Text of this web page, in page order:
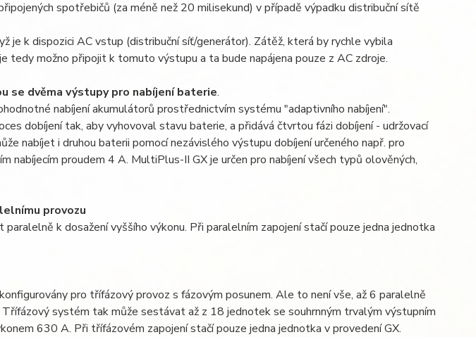
spotřebičů (za méně než 20 milisekund) v případě výpadku distribuční sítě
je k dispozici AC vstup (distribuční síť/generátor). Zátěž, která by rychle vybila
tedy možno připojit k tomuto výstupu a ta bude napájena pouze z AC zdroje.
se dvěma výstupy pro nabíjení baterie.
nabíjení akumulátorů prostřednictvím systému "adaptivního nabíjení".
dobíjení tak, aby vyhovoval stavu baterie, a přidává čtvrtou fázi dobíjení - udržovací
nabíjet i druhou baterii pomocí nezávislého výstupu dobíjení určeného např. pro
nabíjecím proudem 4 A. MultiPlus-II GX je určen pro nabíjení všech typů olověných,
provozu
k dosažení vyššího výkonu. Při paralelním zapojení stačí pouze jedna jednotka
pro třífázový provoz s fázovým posunem. Ale to není vše, až 6 paralelně
systém tak může sestávat až z 18 jednotek se souhrnným trvalým výstupním
630 A. Při třífázovém zapojení stačí pouze jedna jednotka v provedení GX.